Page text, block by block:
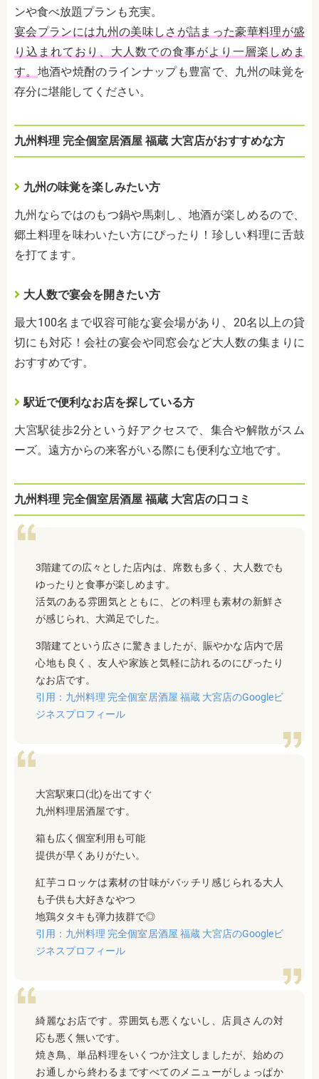
ンや食べ放題プランも充実。
宴会プランには九州の美味しさが詰まった豪華料理が盛
り込まれており、大人数での食事がより一層楽しめま
す。 地酒や焼酎のラインナップも豊富で、九州の味覚を
存分に堪能してください。
九州料理 完全個室居酒屋 福蔵 大宮店がおすすめな方
九州の味覚を楽しみたい方
九州ならではのもつ鍋や馬刺し、地酒が楽しめるので、
郷土料理を味わいたい方にぴったり！珍しい料理に舌鼓
を打てます。
大人数で宴会を開きたい方
最大100名まで収容可能な宴会場があり、20名以上の貸
切にも対応！会社の宴会や同窓会など大人数の集まりに
おすすめです。
駅近で便利なお店を探している方
大宮駅徒歩2分という好アクセスで、集合や解散がスム
ーズ。遠方からの来客がいる際にも便利な立地です。
九州料理 完全個室居酒屋 福蔵 大宮店の口コミ
3階建ての広々とした店内は、席数も多く、大人数でも
ゆったりと食事が楽しめます。
活気のある雰囲気とともに、どの料理も素材の新鮮さ
が感じられ、大満足でした。
3階建てという広さに驚きましたが、賑やかな店内で居
心地も良く、友人や家族と気軽に訪れるのにぴったり
なお店です。
引用：九州料理 完全個室居酒屋 福蔵 大宮店のGoogleビ
ジネスプロフィール
大宮駅東口(北)を出てすぐ
九州料理居酒屋です。
箱も広く個室利用も可能
提供が早くありがたい。
紅芋コロッケは素材の甘味がバッチリ感じられる大人
も子供も大好きなやつ
地鶏タタキも弾力抜群で◎
引用：九州料理 完全個室居酒屋 福蔵 大宮店のGoogleビ
ジネスプロフィール
綺麗なお店です。雰囲気も悪くないし、店員さんの対
応も悪く無いです。
焼き鳥、単品料理をいくつか注文しましたが、始めの
お通しから終わるまですべてのメニューがしょっぱか